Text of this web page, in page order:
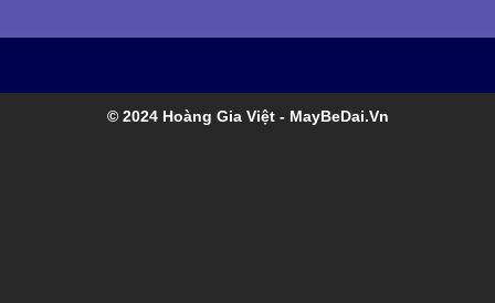
© 2024 Hoàng Gia Việt - MayBeDai.Vn